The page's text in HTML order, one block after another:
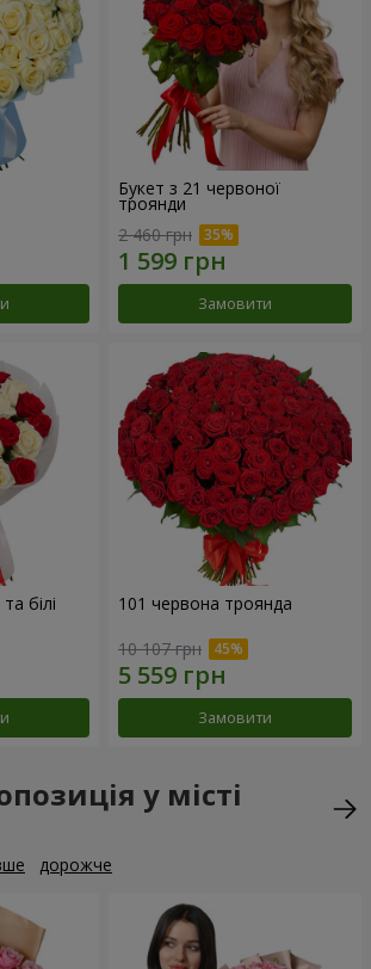
Букет з 21 червоної
троянди
2 460 грн
Замовити
білі 101 червона троянда
10 107 грн
Замовити
у місті
дорожче